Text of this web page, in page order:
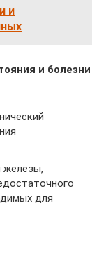
и
и болезни
железы,
для